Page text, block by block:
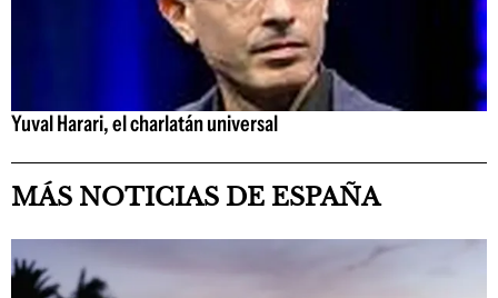
Yuval Harari, el charlatán universal
MÁS NOTICIAS DE ESPAÑA